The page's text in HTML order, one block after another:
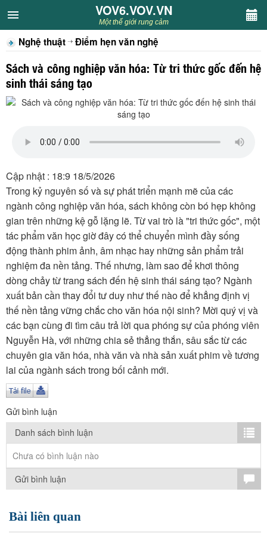
VOV6.VOV.VN
CHUYÊN MỤC
Khách VOV6
Văn học
Nghệ thuật
Thiếu nhi
Kết nối VOV6
TÌM KIẾM
Vận hành bởi QI Corp
VOV6.VOV.VN
Một thế giới rung cảm
Nghệ thuật Điểm hẹn văn nghệ
Sách và công nghiệp văn hóa: Từ tri thức gốc đến hệ
sinh thái sáng tạo
Cập nhật : 18:9 18/5/2026
Trong kỷ nguyên số và sự phát triển mạnh mẽ của các
ngành công nghiệp văn hóa, sách không còn bó hẹp không
gian trên những kệ gỗ lặng lẽ. Từ vai trò là "tri thức gốc", một
tác phẩm văn học giờ đây có thể chuyển mình đầy sống
động thành phim ảnh, âm nhạc hay những sản phẩm trải
nghiệm đa nền tảng. Thế nhưng, làm sao để khơi thông
dòng chảy từ trang sách đến hệ sinh thái sáng tạo? Ngành
xuất bản cần thay đổi tư duy như thế nào để khẳng định vị
thế nền tảng vững chắc cho văn hóa nội sinh? Mời quý vị và
các bạn cùng đi tìm câu trả lời qua phóng sự của phóng viên
Nguyễn Hà, với những chia sẻ thẳng thắn, sâu sắc từ các
chuyên gia văn hóa, nhà văn và nhà sản xuất phim về tương
lai của ngành sách trong bối cảnh mới.
Gửi bình luận
Danh sách bình luận
Chưa có bình luận nào
Gửi bình luận
Bài liên quan